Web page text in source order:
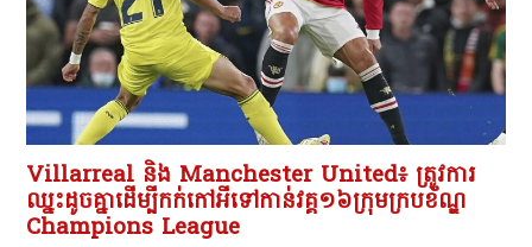
Villarreal និង Manchester United៖ ត្រូវការ
ឈ្នះដូចគ្នាដើម្បីកក់កៅអីទៅកាន់វគ្គ១៦ក្រុមក្របខ័ណ្ឌ
Champions League